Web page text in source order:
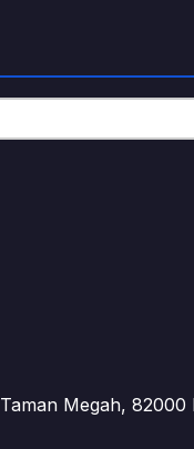
Megah, 82000